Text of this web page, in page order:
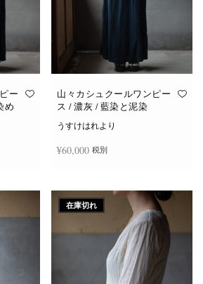
ー
め
山々カシュクールワンピー
ス / 濃灰 / 藍染と泥染
うすけはれより
¥60,000 税別
在庫切れ